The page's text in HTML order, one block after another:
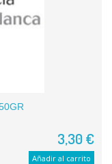
3,30 €
Añadir al carrito